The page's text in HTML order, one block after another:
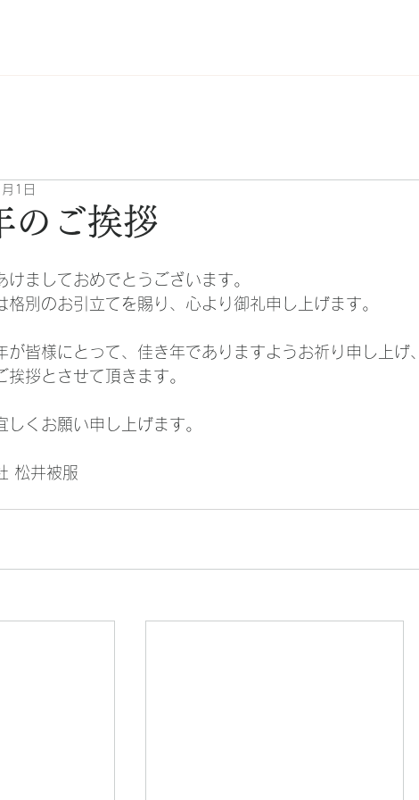
のご挨拶
1日
けましておめでとうございます。
格別のお引立てを賜り、心より御礼申し上げます。
が皆様にとって、佳き年でありますようお祈り申し上げ、
挨拶とさせて頂きます。
しくお願い申し上げます。
松井被服